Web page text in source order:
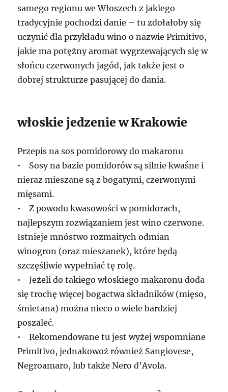
samego regionu we Włoszech z jakiego
tradycyjnie pochodzi danie – tu zdołałoby się
uczynić dla przykładu wino o nazwie Primitivo,
jakie ma potężny aromat wygrzewających się w
słońcu czerwonych jagód, jak także jest o
dobrej strukturze pasującej do dania.
włoskie jedzenie w Krakowie
Przepis na sos pomidorowy do makaronu
• Sosy na bazie pomidorów są silnie kwaśne i
nieraz mieszane są z bogatymi, czerwonymi
mięsami.
• Z powodu kwasowości w pomidorach,
najlepszym rozwiązaniem jest wino czerwone.
Istnieje mnóstwo rozmaitych odmian
winogron (oraz mieszanek), które będą
szczęśliwie wypełniać tę rolę.
• Jeżeli do takiego włoskiego makaronu doda
się trochę więcej bogactwa składników (mięso,
śmietana) można nieco o wiele bardziej
poszaleć.
• Rekomendowane tu jest wyżej wspomniane
Primitivo, jednakowoż również Sangiovese,
Negroamaro, lub także Nero d’Avola.